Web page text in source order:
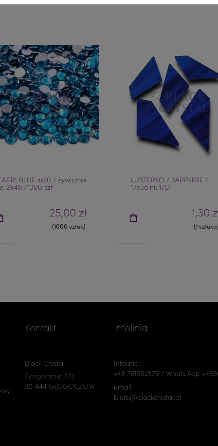
BLUE ss20 / żywiczne
294a /1000 szt
25,00 zł
(1000 sztuk)
LUSTERKO / SAPPHIRE /
17x38 nr. 17D
1,30
(1
Kontakt
Black Crystal
Głogoczów 772
32-444 GŁOGOCZÓW
Infolinia
Infolinia:
+48 791992575 / Whats App
Email:
biuro@blackcrystal.pl